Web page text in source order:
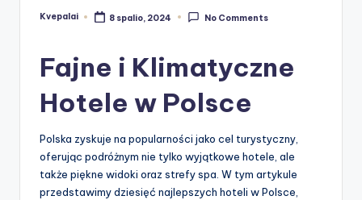
Posted
Kvepalai 8 spalio, 2024 No Comments
Fajne i Klimatyczne
Hotele w Polsce
Polska zyskuje na popularności jako cel turystyczny,
oferując podróżnym nie tylko wyjątkowe hotele, ale
także piękne widoki oraz strefy spa. W tym artykule
przedstawimy dziesięć najlepszych hoteli w Polsce,